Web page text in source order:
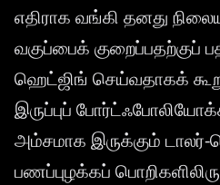
எதிராக வங்கி தனது
வகுப்பைக் குறைப்பதற்குப்
ஹெட்ஜிங் செய்வதாகக்
இருப்புப்
அம்சமாக இருக்கும் டாலர்-
பணப்புழக்கப்